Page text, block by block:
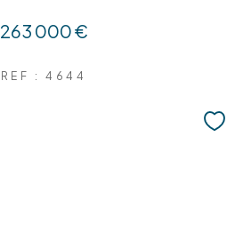
263 000 €
REF : 4644